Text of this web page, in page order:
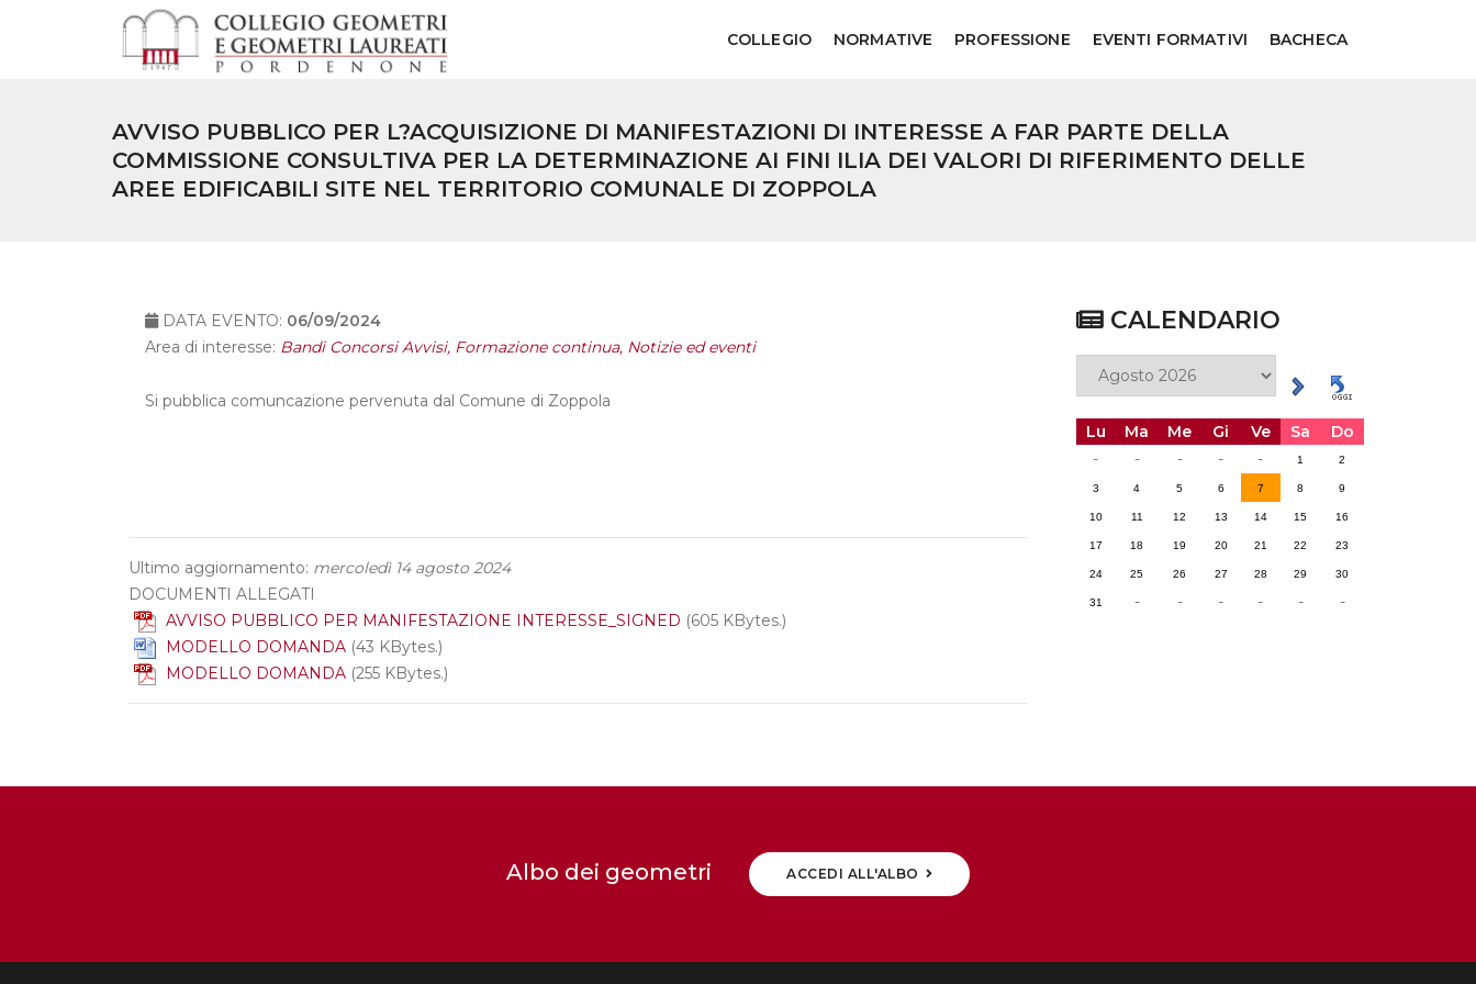
COLLEGIO NORMATIVE PROFESSIONE EVENTI FORMATIVI BACHECA
AVVISO PUBBLICO PER L?ACQUISIZIONE DI MANIFESTAZIONI DI INTERESSE A FAR PARTE DELLA
COMMISSIONE CONSULTIVA PER LA DETERMINAZIONE AI FINI ILIA DEI VALORI DI RIFERIMENTO DELLE
AREE EDIFICABILI SITE NEL TERRITORIO COMUNALE DI ZOPPOLA
DATA EVENTO: 06/09/2024
Area di interesse: Bandi Concorsi Avvisi, Formazione continua, Notizie ed eventi
Si pubblica comuncazione pervenuta dal Comune di Zoppola
Ultimo aggiornamento: mercoledì 14 agosto 2024
DOCUMENTI ALLEGATI
AVVISO PUBBLICO PER MANIFESTAZIONE INTERESSE_SIGNED (605 KBytes.)
MODELLO DOMANDA (43 KBytes.)
MODELLO DOMANDA (255 KBytes.)
CALENDARIO
Lu Ma Me Gi Ve Sa
Do
-
- - - - 1 2
3 4 5 6 7 8 9
10 11 12 13 14 15 16
17 18 19 20 21 22 23
24 25 26 27 28 29 30
31 - - - - - -
Albo dei geometri ACCEDI ALL'ALBO